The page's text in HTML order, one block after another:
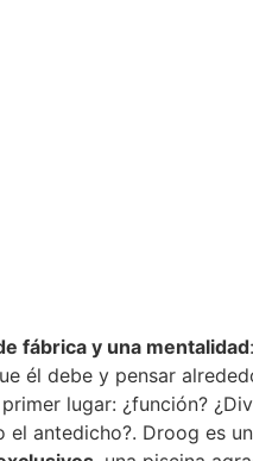
fábrica y una mentalidad
él debe y pensar
lugar: ¿función?
el antedicho?. Droog es